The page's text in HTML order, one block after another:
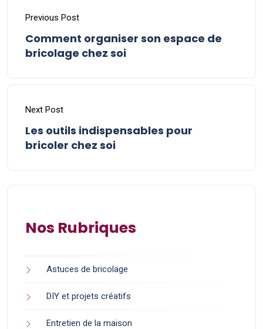
Previous Post
Comment organiser son espace de
bricolage chez soi
Next Post
Les outils indispensables pour
bricoler chez soi
Nos Rubriques
Astuces de bricolage
DIY et projets créatifs
Entretien de la maison